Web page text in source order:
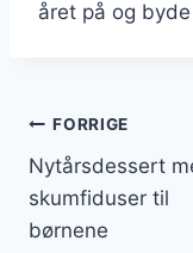
året på og
FORRIGE
Nytårsdessert
skumfiduser til
børnene